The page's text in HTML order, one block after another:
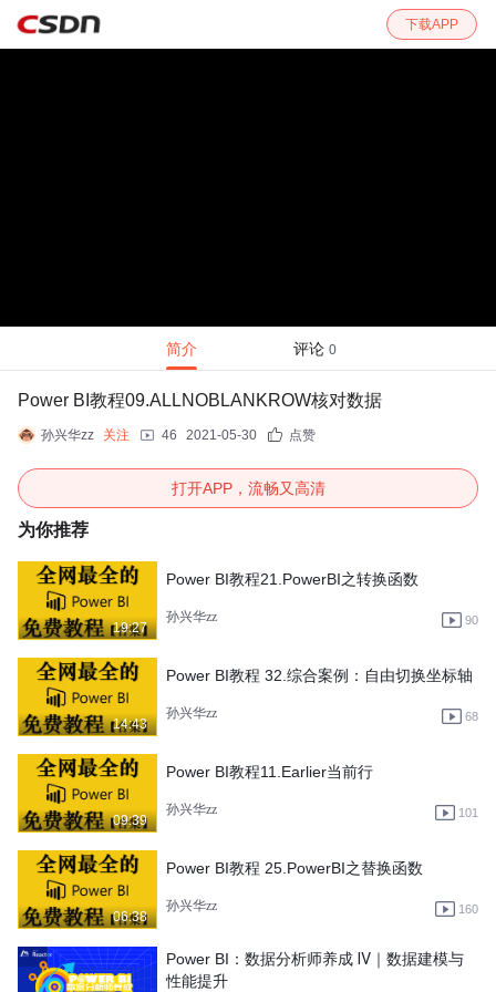
下载APP
简介 评论 0
Power BI教程09.ALLNOBLANKROW核对数据
孙兴华zz 关注 46 2021-05-30 点赞
打开APP，流畅又高清
为你推荐
19:27
Power BI教程21.PowerBI之转换函数
孙兴华zz 90
14:43
Power BI教程 32.综合案例：自由切换坐标轴
孙兴华zz 68
09:39
Power BI教程11.Earlier当前行
孙兴华zz 101
06:38
Power BI教程 25.PowerBI之替换函数
孙兴华zz 160
Power BI：数据分析师养成 Ⅳ｜数据建模与
性能提升